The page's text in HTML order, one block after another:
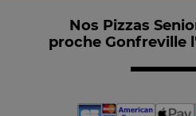
Nos Pizzas
proche Gonfreville